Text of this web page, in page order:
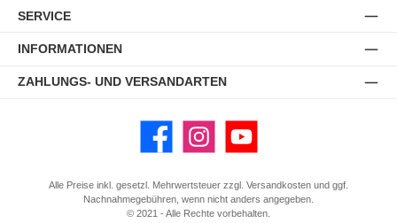
SERVICE
INFORMATIONEN
ZAHLUNGS- UND VERSANDARTEN
Facebook Instagram YouTube
Alle Preise inkl. gesetzl. Mehrwertsteuer zzgl. Versandkosten und ggf.
Nachnahmegebühren, wenn nicht anders angegeben.
© 2021 - Alle Rechte vorbehalten.